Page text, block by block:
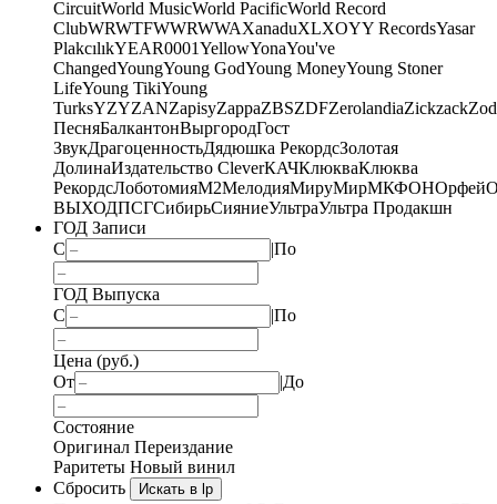
CircuitWorld MusicWorld PacificWorld Record
ClubWRWTFWWRWWAXanaduXLXOYY RecordsYasar
PlakcılıkYEAR0001YellowYonaYou've
ChangedYoungYoung GodYoung MoneyYoung Stoner
LifeYoung TikiYoung
TurksYZYZANZapisyZappaZBSZDFZerolandiaZickzack
ПесняБалкантонВыргородГост
ЗвукДрагоценностьДядюшка РекордсЗолотая
ДолинаИздательство CleverКАЧКлюкваКлюква
РекордсЛоботомияМ2МелодияМируМирМКФОНОрфей
ВЫХОДПСГСибирьСияниеУльтраУльтра Продакшн
ГОД Записи
С
|По
ГОД Выпуска
С
|По
Цена (руб.)
От
|До
Состояние
Оригинал Переиздание
Раритеты Новый винил
Сбросить
Искать в lp